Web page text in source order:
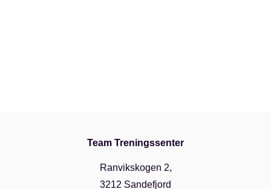
Team Treningssenter
Ranvikskogen 2,
3212 Sandefjord